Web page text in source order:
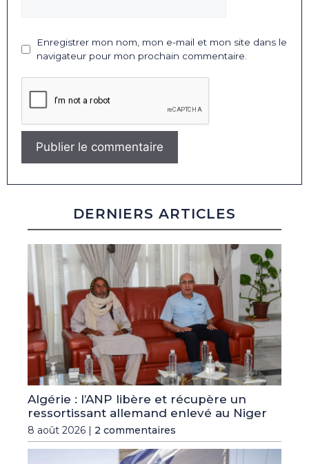
Enregistrer mon nom, mon e-mail et mon site dans le
navigateur pour mon prochain commentaire.
DERNIERS ARTICLES
Algérie : l’ANP libère et récupère un
ressortissant allemand enlevé au Niger
8 août 2026 | 2 commentaires